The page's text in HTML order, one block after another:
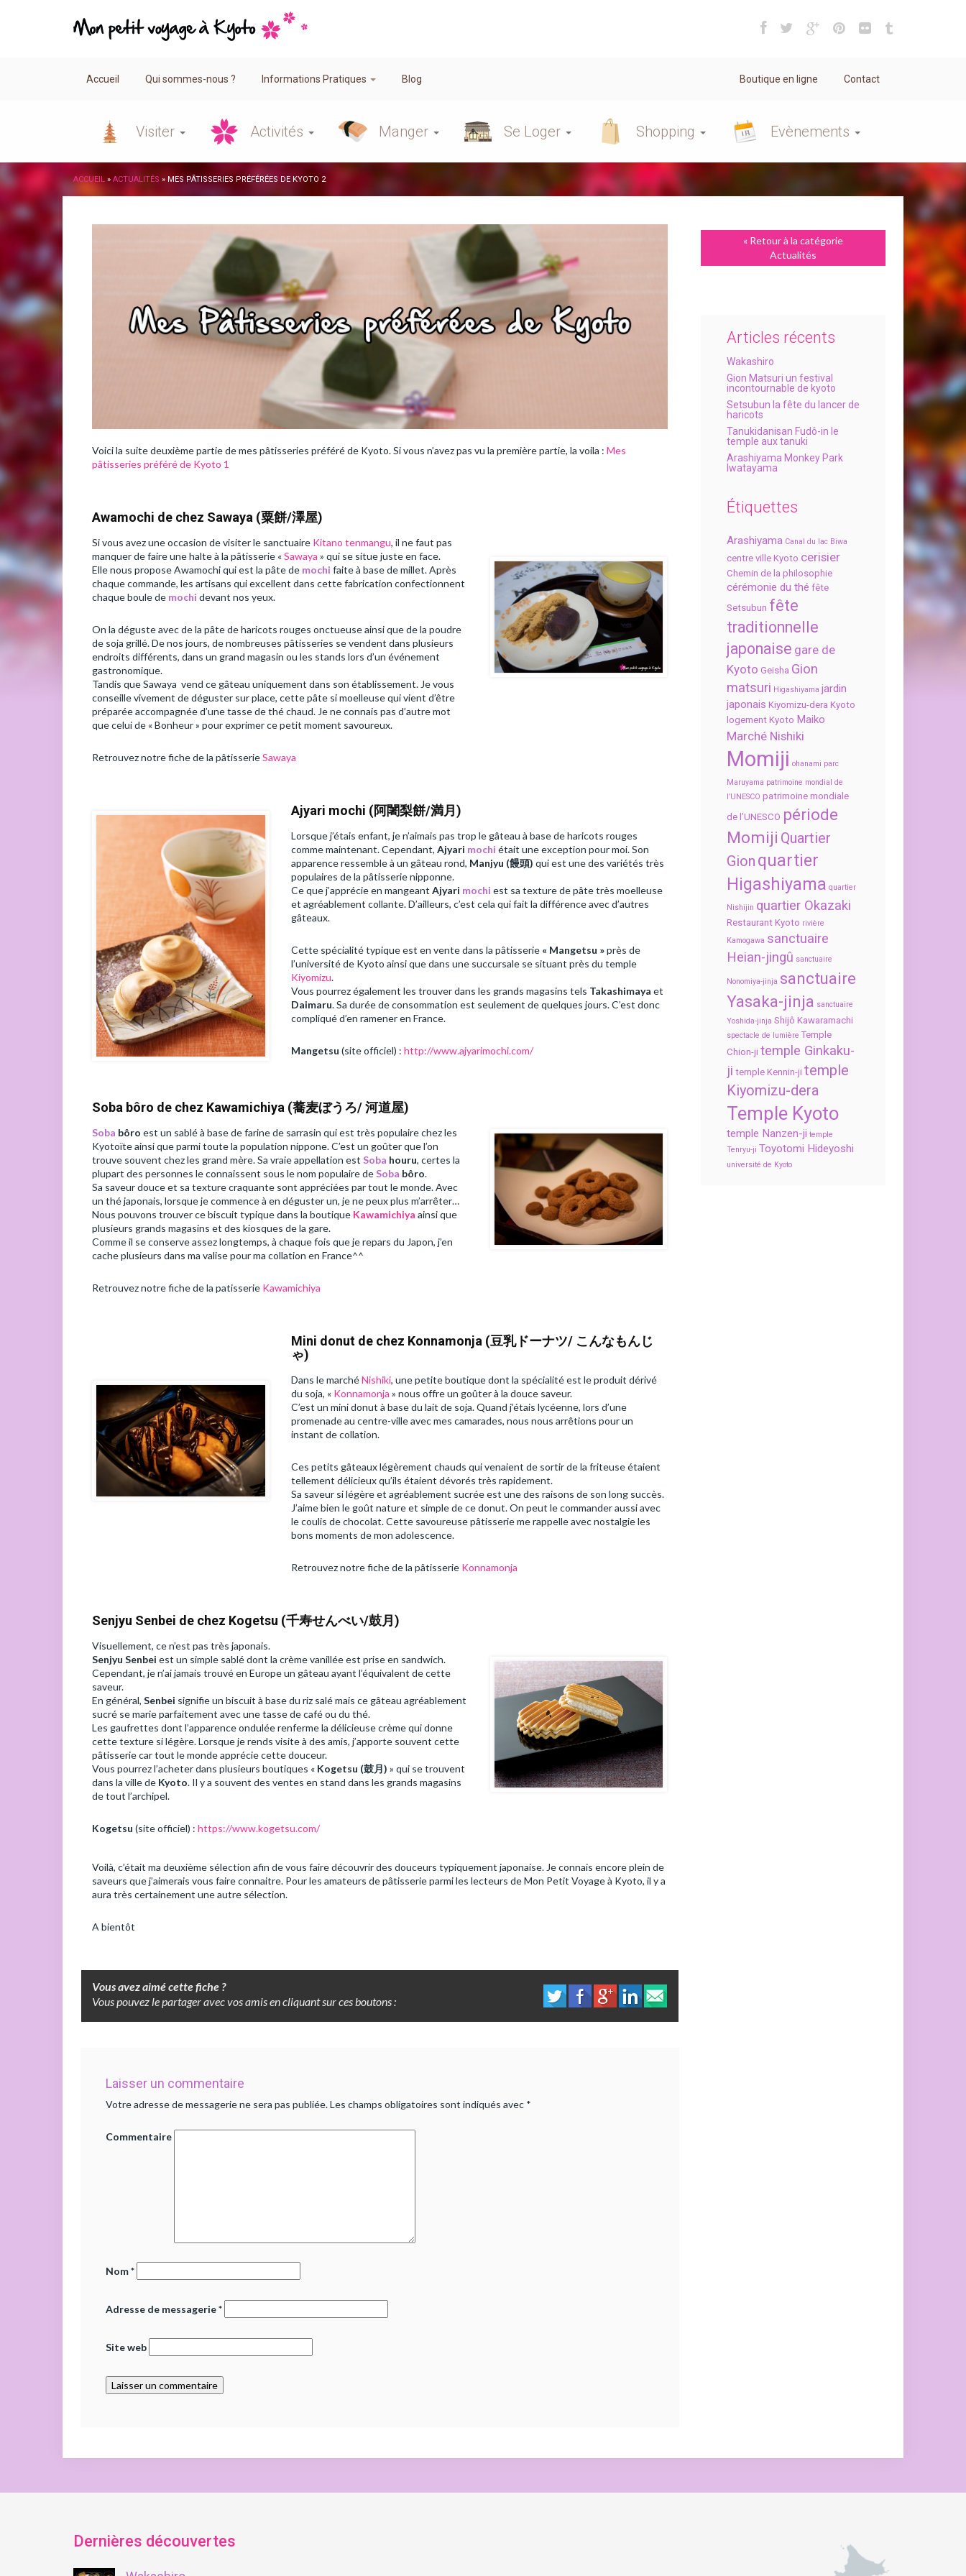
Accueil Qui sommes-nous ? Informations Pratiques Blog Boutique en ligne Contact
Visiter Activités Manger Se Loger Shopping Evènements
ACCUEIL » ACTUALITÉS » MES PÂTISSERIES PRÉFÉRÉES DE KYOTO 2
« Retour à la catégorie
Actualités
Articles récents
Wakashiro
Gion Matsuri un festival
incontournable de kyoto
Setsubun la fête du lancer de
haricots
Tanukidanisan Fudô-in le
temple aux tanuki
Arashiyama Monkey Park
Iwatayama
Étiquettes
Arashiyama Canal du lac Biwa
centre ville Kyoto cerisier
Chemin de la philosophie
cérémonie du thé fête
Setsubun fête
traditionnelle
japonaise gare de
Kyoto Geisha Gion
matsuri Higashiyama jardin
japonais Kiyomizu-dera Kyoto
logement Kyoto Maiko
Marché Nishiki
Momiji ohanami parc
Maruyama patrimoine mondial de
l’UNESCO patrimoine mondiale
de l’UNESCO période
Momiji Quartier
Gion quartier
Higashiyama quartier
Nishijin quartier Okazaki
Restaurant Kyoto rivière
Kamogawa sanctuaire
Heian-jingû sanctuaire
Nonomiya-jinja sanctuaire
Yasaka-jinja sanctuaire
Yoshida-jinja Shijô Kawaramachi
spectacle de lumière Temple
Chion-ji temple Ginkaku-
ji temple Kennin-ji temple
Kiyomizu-dera
Temple Kyoto
temple Nanzen-ji temple
Tenryu-ji Toyotomi Hideyoshi
université de Kyoto
Voici la suite deuxième partie de mes pâtisseries préféré de Kyoto. Si vous n’avez pas vu la première partie, la voila : Mes
pâtisseries préféré de Kyoto 1
Awamochi de chez Sawaya (粟餅/澤屋)
Si vous avez une occasion de visiter le sanctuaire Kitano tenmangu, il ne faut pas
manquer de faire une halte à la pâtisserie «Sawaya » qui se situe juste en face.
Elle nous propose Awamochi qui est la pâte de mochi faite à base de millet. Après
chaque commande, les artisans qui excellent dans cette fabrication confectionnent
chaque boule de mochi devant nos yeux.
On la déguste avec de la pâte de haricots rouges onctueuse ainsi que de la poudre
de soja grillé. De nos jours, de nombreuses pâtisseries se vendent dans plusieurs
endroits différents, dans un grand magasin ou les stands lors d’un événement
gastronomique.
Tandis que Sawaya vend ce gâteau uniquement dans son établissement. Je vous
conseille vivement de déguster sur place, cette pâte si moelleuse qui vient d’être
préparée accompagnée d’une tasse de thé chaud. Je ne connais pas d’autre mot
que celui de « Bonheur » pour exprimer ce petit moment savoureux.
Retrouvez notre fiche de la pâtisserieSawaya
Ajyari mochi (阿闍梨餅/満月)
Lorsque j’étais enfant, je n’aimais pas trop le gâteau à base de haricots rouges
comme maintenant. Cependant, Ajyari mochi était une exception pour moi. Son
apparence ressemble à un gâteau rond, Manjyu (饅頭) qui est une des variétés très
populaires de la pâtisserie nipponne.
Ce que j’apprécie en mangeant Ajyari mochi est sa texture de pâte très moelleuse
et agréablement collante. D’ailleurs, c’est cela qui fait la différence avec d’autres
gâteaux.
Cette spécialité typique est en vente dans la pâtisserie « Mangetsu »près de
l’université de Kyoto ainsi que dans une succursale se situant près du temple
Kiyomizu.
Vous pourrez également les trouver dans les grands magasins tels Takashimaya et
Daimaru. Sa durée de consommation est seulement de quelques jours. C’est donc
compliqué d’en ramener en France.
Mangetsu (site officiel) : http://www.ajyarimochi.com/
Soba bôro de chez Kawamichiya (蕎麦ぼうろ/ 河道屋)
Soba bôro est un sablé à base de farine de sarrasin qui est très populaire chez les
Kyotoïte ainsi que parmi toute la population nippone. C’est un goûter que l’on
trouve souvent chez les grand mère. Sa vraie appellation est Soba houru, certes la
plupart des personnes le connaissent sous le nom populaire deSoba bôro.
Sa saveur douce et sa texture craquante sont appréciées par tout le monde. Avec
un thé japonais, lorsque je commence à en déguster un, je ne peux plus m’arrêter…
Nous pouvons trouver ce biscuit typique dans la boutique Kawamichiya ainsi que
plusieurs grands magasins et des kiosques de la gare.
Comme il se conserve assez longtemps, à chaque fois que je repars du Japon, j’en
cache plusieurs dans ma valise pour ma collation en France^^
Retrouvez notre fiche de la patisserie Kawamichiya
Mini donut de chez Konnamonja (豆乳ドーナツ/ こんなもんじ
ゃ)
Dans le marchéNishiki, une petite boutique dont la spécialité est le produit dérivé
du soja, «Konnamonja » nous offre un goûter à la douce saveur.
C’est un mini donut à base du lait de soja. Quand j’étais lycéenne, lors d’une
promenade au centre-ville avec mes camarades, nous nous arrêtions pour un
instant de collation.
Ces petits gâteaux légèrement chauds qui venaient de sortir de la friteuse étaient
tellement délicieux qu’ils étaient dévorés très rapidement.
Sa saveur si légère et agréablement sucrée est une des raisons de son long succès.
J’aime bien le goût nature et simple de ce donut. On peut le commander aussi avec
le coulis de chocolat. Cette savoureuse pâtisserie me rappelle avec nostalgie les
bons moments de mon adolescence.
Retrouvez notre fiche de la pâtisserie Konnamonja
Senjyu Senbei de chez Kogetsu (千寿せんべい/鼓月)
Visuellement, ce n’est pas très japonais.
Senjyu Senbei est un simple sablé dont la crème vanillée est prise en sandwich.
Cependant, je n’ai jamais trouvé en Europe un gâteau ayant l’équivalent de cette
saveur.
En général, Senbei signifie un biscuit à base du riz salé mais ce gâteau agréablement
sucré se marie parfaitement avec une tasse de café ou du thé.
Les gaufrettes dont l’apparence ondulée renferme la délicieuse crème qui donne
cette texture si légère. Lorsque je rends visite à des amis, j’apporte souvent cette
pâtisserie car tout le monde apprécie cette douceur.
Vous pourrez l’acheter dans plusieurs boutiques « Kogetsu (鼓月) » qui se trouvent
dans la ville de Kyoto. Il y a souvent des ventes en stand dans les grands magasins
de tout l’archipel.
Kogetsu (site officiel) : https://www.kogetsu.com/
Voilà, c’était ma deuxième sélection afin de vous faire découvrir des douceurs typiquement japonaise. Je connais encore plein de
saveurs que j’aimerais vous faire connaitre. Pour les amateurs de pâtisserie parmi les lecteurs de Mon Petit Voyage à Kyoto, il y a
aura très certainement une autre sélection.
A bientôt
Vous avez aimé cette fiche ?
Vous pouvez le partager avec vos amis en cliquant sur ces boutons :
Laisser un commentaire
Votre adresse de messagerie ne sera pas publiée.Les champs obligatoires sont indiqués avec *
Commentaire
Nom*
Adresse de messagerie*
Site web
Dernières découvertes